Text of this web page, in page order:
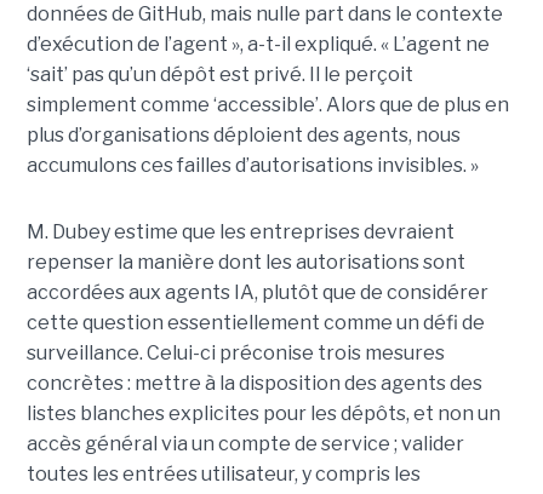
données de GitHub, mais nulle part dans le contexte
d’exécution de l’agent », a-t-il expliqué. « L’agent ne
‘sait’ pas qu’un dépôt est privé. Il le perçoit
simplement comme ‘accessible’. Alors que de plus en
plus d’organisations déploient des agents, nous
accumulons ces failles d’autorisations invisibles. »
M. Dubey estime que les entreprises devraient
repenser la manière dont les autorisations sont
accordées aux agents IA, plutôt que de considérer
cette question essentiellement comme un défi de
surveillance. Celui-ci préconise trois mesures
concrètes : mettre à la disposition des agents des
listes blanches explicites pour les dépôts, et non un
accès général via un compte de service ; valider
toutes les entrées utilisateur, y compris les